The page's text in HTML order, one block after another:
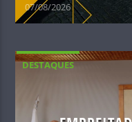
07/08/2026
DESTAQUES